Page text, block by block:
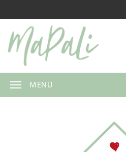
MENÜ